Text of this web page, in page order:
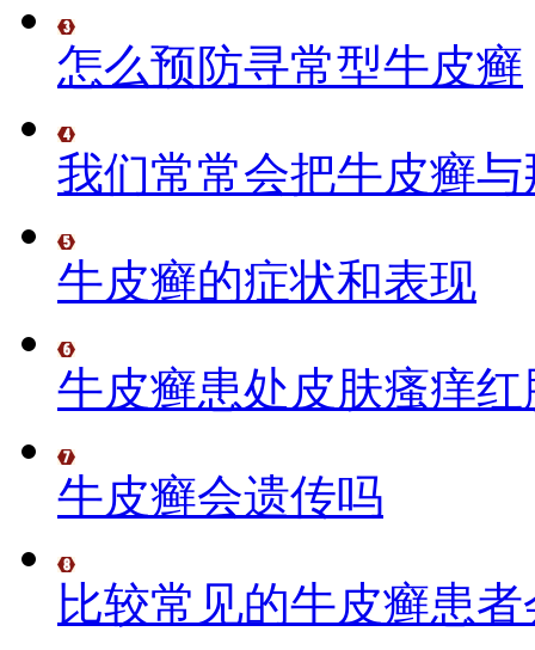
怎么预防寻常型牛皮癣
我们常常会把牛皮癣
牛皮癣的症状和表现
牛皮癣患处皮肤瘙痒
牛皮癣会遗传吗
比较常见的牛皮癣患